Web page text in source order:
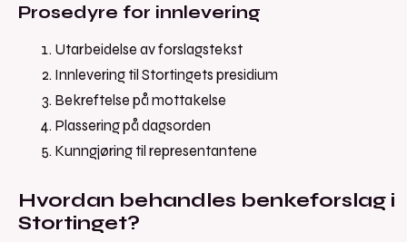
Prosedyre for innlevering
Utarbeidelse av forslagstekst
Innlevering til Stortingets presidium
Bekreftelse på mottakelse
Plassering på dagsorden
Kunngjøring til representantene
Hvordan behandles benkeforslag i
Stortinget?